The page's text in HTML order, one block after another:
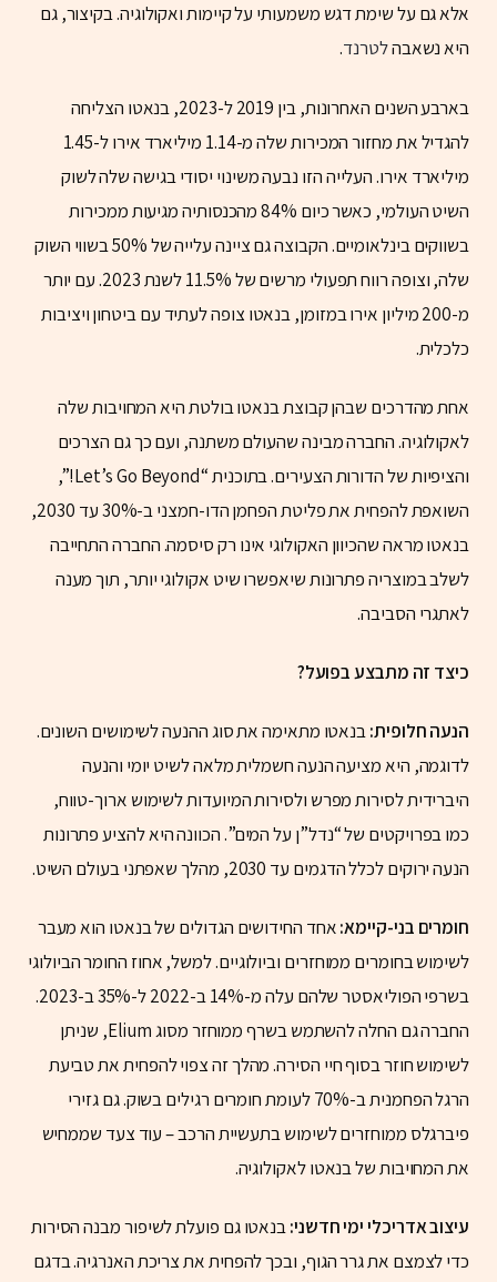
אלא גם על שימת דגש משמעותי על קיימות ואקולוגיה. בקיצור, גם
היא נשאבהלטרנד.
בארבע השנים האחרונות, בין 2019 ל-2023, בנאטו הצליחה
להגדיל את מחזור המכירות שלה מ-1.14 מיליארד אירו ל-1.45
מיליארד אירו. העלייה הזו נבעה משינוי יסודי בגישה שלה לשוק
השיט העולמי, כאשר כיום 84% מהכנסותיה מגיעות ממכירות
בשווקים בינלאומיים. הקבוצה גם ציינה עלייה של 50% בשווי השוק
שלה, וצופה רווח תפעולי מרשים של 11.5% לשנת 2023. עם יותר
מ-200 מיליון אירו במזומן, בנאטו צופה לעתיד עם ביטחון ויציבות
כלכלית.
אחת מהדרכים שבהן קבוצת בנאטו בולטת היא המחויבות שלה
לאקולוגיה. החברה מבינה שהעולם משתנה, ועם כך גם הצרכים
והציפיות של הדורות הצעירים. בתוכנית “Let’s Go Beyond!”,
השואפת להפחית את פליטת הפחמן הדו-חמצני ב-30% עד 2030,
בנאטו מראה שהכיוון האקולוגי אינו רק סיסמה. החברה התחייבה
לשלב במוצריה פתרונות שיאפשרו שיט אקולוגי יותר, תוך מענה
לאתגרי הסביבה.
כיצד זה מתבצע בפועל?
הנעה חלופית:בנאטו מתאימה את סוג ההנעה לשימושים השונים.
לדוגמה, היא מציעה הנעה חשמלית מלאה לשיט יומי והנעה
היברידית לסירות מפרש ולסירות המיועדות לשימוש ארוך-טווח,
כמו בפרויקטים של “נדל”ן על המים”. הכוונה היא להציע פתרונות
הנעה ירוקים לכלל הדגמים עד 2030, מהלך שאפתני בעולם השיט.
חומרים בני-קיימא:אחד החידושים הגדולים של בנאטו הוא מעבר
לשימוש בחומרים ממוחזרים וביולוגיים. למשל, אחוז החומר הביולוגי
בשרפי הפוליאסטר שלהם עלה מ-14% ב-2022 ל-35% ב-2023.
החברה גם החלה להשתמש בשרף ממוחזר מסוג Elium, שניתן
לשימוש חוזר בסוף חיי הסירה. מהלך זה צפוי להפחית את טביעת
הרגל הפחמנית ב-70% לעומת חומרים רגילים בשוק. גם גזירי
פיברגלס ממוחזרים לשימוש בתעשיית הרכב – עוד צעד שממחיש
את המחויבות של בנאטו לאקולוגיה.
עיצוב אדריכלי ימי חדשני:בנאטו גם פועלת לשיפור מבנה הסירות
כדי לצמצם את גרר הגוף, ובכך להפחית את צריכת האנרגיה. בדגם